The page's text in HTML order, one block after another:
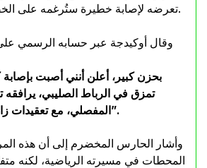
تعرضه لإصابة خطيرة ستُرغمه على الخضوع لتدخل جراحي.
وقال أوكيدجة عبر حسابه الرسمي على
تمزق في الرباط الصليبي،
المفصلي، مع تعقيدات زادت من سوء الوضع”.
وأشار الحارس المخضرم إلى أن هذه
المحطات في مسيرته الرياضية، لكنه